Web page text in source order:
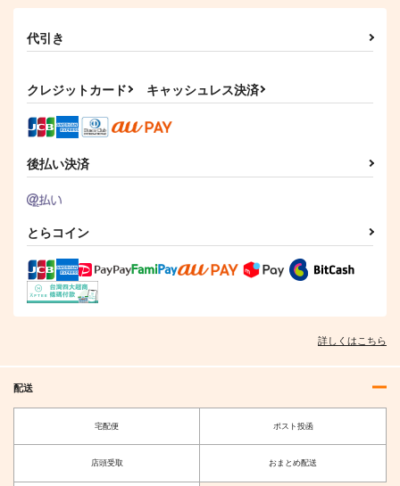
代引き
クレジットカード キャッシュレス決済
後払い決済
とらコイン
詳しくはこちら
配送
宅配便 ポスト投函
店頭受取 おまとめ配送